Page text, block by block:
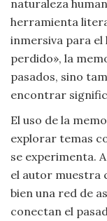
naturaleza
herramienta
inmersiva para el
perdido», la
pasados, sino
encontrar
El uso de la
explorar temas
se experimenta.
el autor muestra
bien una red de
conectan el